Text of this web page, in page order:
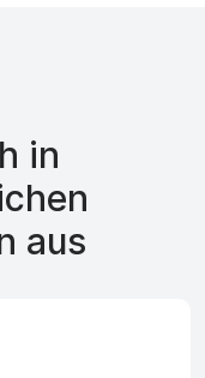
in
aus